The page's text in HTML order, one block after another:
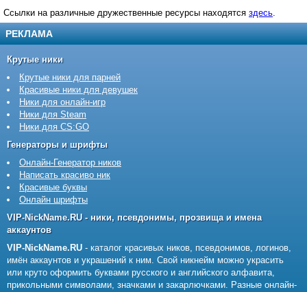
РЕКЛАМА
Ссылки на различные дружественные ресурсы находятся здесь.
Крутые ники
Крутые ники для парней
Красивые ники для девушек
Ники для онлайн-игр
Ники для Steam
Ники для CS:GO
Генераторы и шрифты
Онлайн-Генератор ников
Написать красиво ник
Красивые буквы
Онлайн шрифты
VIP-NickName.RU - ники, псевдонимы, прозвища и имена
аккаунтов
VIP-NickName.RU - каталог красивых ников, псевдонимов, логинов,
имён аккаунтов и украшений к ним. Свой никнейм можно украсить
или круто оформить буквами русского и английского алфавита,
прикольными символами, значками и закарлючками. Разные онлайн-